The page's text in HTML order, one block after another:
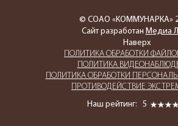
ПОЛИТИКА ОБРАБОТКИ ФАЙЛОВ
ПОЛИТИКА
ПОЛИТИКА ОБРАБОТКИ
ПРОТИВОДЕЙСТВИЕ
Наш рейтинг:
5
© СОАО «КОММУНАРКА»
Сайт разработан Медиа
Наверх